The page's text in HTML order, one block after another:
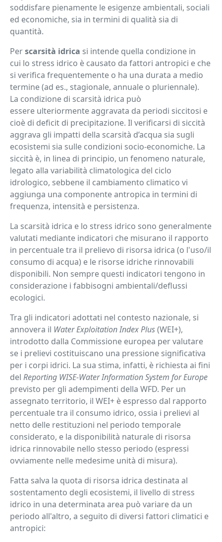
soddisfare pienamente le esigenze ambientali, sociali
ed economiche, sia in termini di qualità sia di
quantità.
Perscarsità idrica si intende quella condizione in
cui lo stress idrico è causato da fattori antropici e che
si verifica frequentemente o ha una durata a medio
termine (ad es., stagionale, annuale o pluriennale).
La condizione di scarsità idrica può
essere ulteriormente aggravata da periodi siccitosi e
cioè di deficit di precipitazione. Il verificarsi di siccità
aggrava gli impatti della scarsità d’acqua sia sugli
ecosistemi sia sulle condizioni socio-economiche. La
siccità è, in linea di principio, un fenomeno naturale,
legato alla variabilità climatologica del ciclo
idrologico, sebbene il cambiamento climatico vi
aggiunga una componente antropica in termini di
frequenza, intensità e persistenza.
La scarsità idrica e lo stress idrico sono generalmente
valutati mediante indicatori che misurano il rapporto
in percentuale tra il prelievo di risorsa idrica (o l'uso/il
consumo di acqua) e le risorse idriche rinnovabili
disponibili. Non sempre questi indicatori tengono in
considerazione i fabbisogni ambientali/deflussi
ecologici.
Tra gli indicatori adottati nel contesto nazionale, si
annovera il Water Exploitation Index Plus(WEI+),
introdotto dalla Commissione europea per valutare
se i prelievi costituiscano una pressione significativa
per i corpi idrici. La sua stima, infatti, è richiesta ai fini
del Reporting WISE-Water Information System for Europe
previsto per gli adempimenti della WFD. Per un
assegnato territorio, il WEI+ è espresso dal rapporto
percentuale tra il consumo idrico, ossia i prelievi al
netto delle restituzioni nel periodo temporale
considerato, e la disponibilità naturale di risorsa
idrica rinnovabile nello stesso periodo (espressi
ovviamente nelle medesime unità di misura).
Fatta salva la quota di risorsa idrica destinata al
sostentamento degli ecosistemi, il livello di stress
idrico in una determinata area può variare da un
periodo all'altro, a seguito di diversi fattori climatici e
antropici: